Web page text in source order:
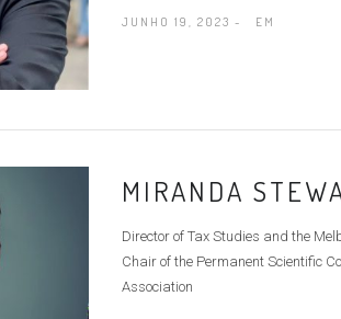
JUNHO 19, 2023 - EM
MIRANDA
Director of Tax Studies and the
Chair of the Permanent Scientific
Association